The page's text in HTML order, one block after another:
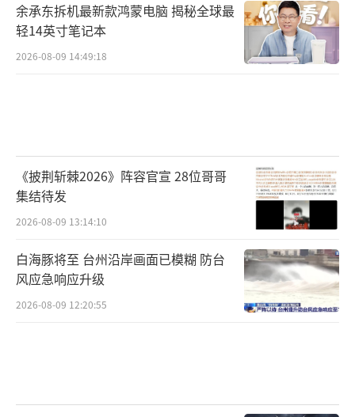
余承东拆机最新款鸿蒙电脑 揭秘全球最
轻14英寸笔记本
2026-08-09 14:49:18
《披荆斩棘2026》阵容官宣 28位哥哥
集结待发
2026-08-09 13:14:10
白海豚将至 台州沿岸画面已模糊 防台
风应急响应升级
2026-08-09 12:20:55